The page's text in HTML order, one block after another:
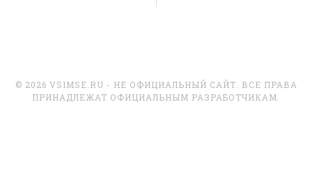
© 2026 VSIMSE.RU - НЕ ОФИЦИАЛЬНЫЙ САЙТ. ВСЕ ПРАВА
ПРИНАДЛЕЖАТ ОФИЦИАЛЬНЫМ РАЗРАБОТЧИКАМ.